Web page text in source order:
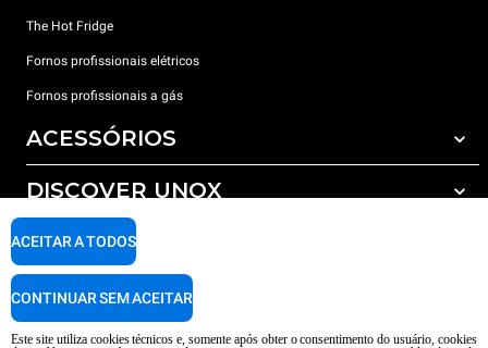
The Hot Fridge
Fornos profissionais elétricos
Fornos profissionais a gás
ACESSÓRIOS
Todos os acessórios
Detergents for automatic washing
Detergents for manual washing
Water treatment with resin filters
DISCOVER UNOX
Os nossos escritórios no mundo
SUPPORT
Garantia Unox
Este site utiliza cookies técnicos e, somente após obter o consentimento do usuário, cookies
ACEITAR A TODOS
CONTINUAR SEM ACEITAR